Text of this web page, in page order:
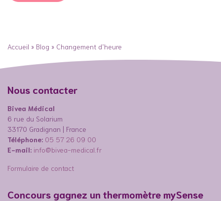
Accueil » Blog » Changement d’heure
Nous contacter
Bivea Médical
6 rue du Solarium
33170 Gradignan | France
Téléphone: 05 57 26 09 00
E-mail: info@bivea-medical.fr
Formulaire de contact
Concours gagnez un thermomètre mySense